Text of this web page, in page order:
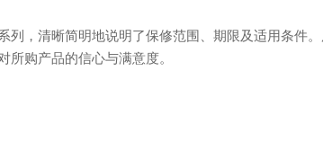
列，清晰简明地说明了保修范围、期限及适用条件
购产品的信心与满意度。